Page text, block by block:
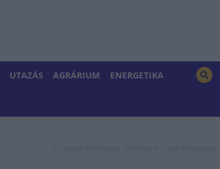
UTAZÁS AGRÁRIUM ENERGETIKA